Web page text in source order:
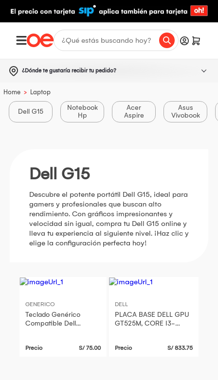
¿Dónde te gustaría recibir tu pedido?
Home > Laptop
Dell G15
Notebook
Hp
Acer
Aspire
Asus
Vivobook
Dell G15
Descubre el potente portátil Dell G15, ideal para
gamers y profesionales que buscan alto
rendimiento. Con gráficos impresionantes y
velocidad sin igual, compra tu Dell G15 online y
lleva tu experiencia al siguiente nivel. ¡Haz clic y
elige la configuración perfecta hoy!
GENERICO
Teclado Genérico
Compatible Dell
Precio S/ 75.00
DELL
PLACA BASE DELL GPU
GT525M, CORE I3-
P/N: GDI4A LA-K032P
Precio S/ 833.75